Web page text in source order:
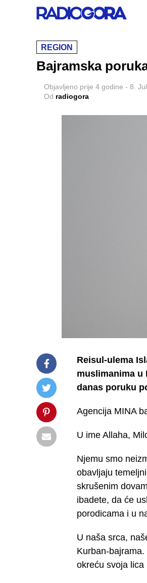
REGION
Bajramska
Objavljeno prije 4 godine - 8.
Od radiogora
Reisul-ulema
muslimanima u
danas poruku
Agencija MINA
U ime Allaha,
Njemu smo
obavljaju
skrušenim
ibadete, da će
porodicama i u
U naša srca,
Kurban-
okreću svoja lica